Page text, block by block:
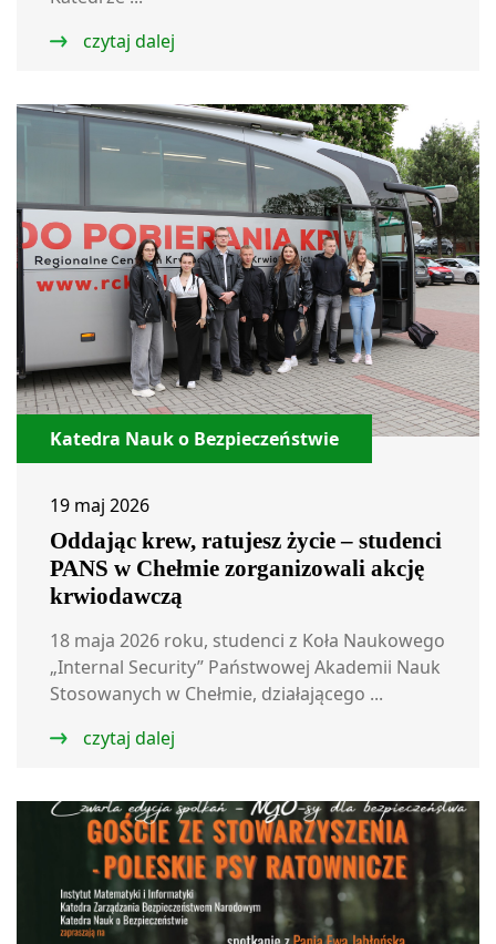
czytaj dalej
Katedra Nauk o Bezpieczeństwie
19 maj 2026
Oddając krew, ratujesz życie – studenci
PANS w Chełmie zorganizowali akcję
krwiodawczą
18 maja 2026 roku, studenci z Koła Naukowego
„Internal Security” Państwowej Akademii Nauk
Stosowanych w Chełmie, działającego ...
czytaj dalej